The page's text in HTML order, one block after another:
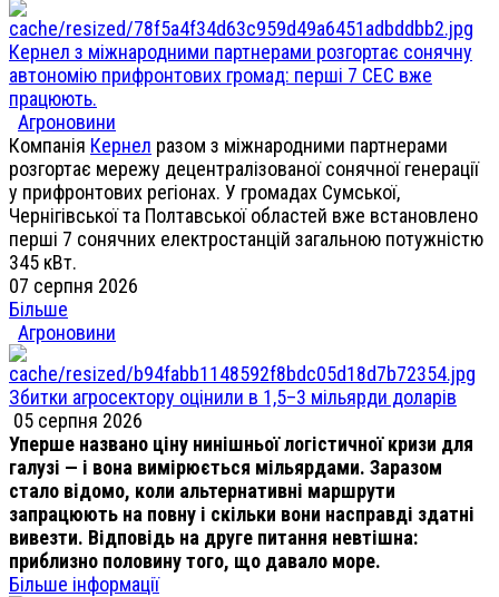
Кернел з міжнародними партнерами розгортає сонячну
автономію прифронтових громад: перші 7 СЕС вже
працюють.
Агроновини
Компанія Кернел разом з міжнародними партнерами
розгортає мережу децентралізованої сонячної генерації
у прифронтових регіонах. У громадах Сумської,
Чернігівської та Полтавської областей вже встановлено
перші 7 сонячних електростанцій загальною потужністю
345 кВт.
07 серпня 2026
Більше
Агроновини
Збитки агросектору оцінили в 1,5–3 мільярди доларів
05 серпня 2026
Уперше названо ціну нинішньої логістичної кризи для
галузі — і вона вимірюється мільярдами. Заразом
стало відомо, коли альтернативні маршрути
запрацюють на повну і скільки вони насправді здатні
вивезти. Відповідь на друге питання невтішна:
приблизно половину того, що давало море.
Більше інформації